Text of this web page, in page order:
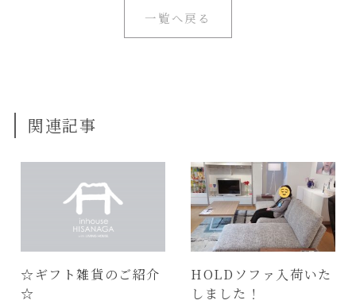
一覧へ戻る
関連記事
☆ギフト雑貨のご紹介
☆
HOLDソファ入荷いた
しました！